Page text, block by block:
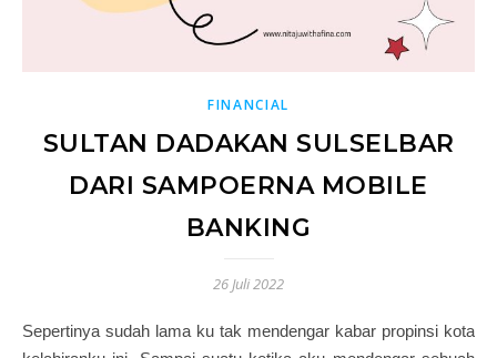
FINANCIAL
SULTAN DADAKAN SULSELBAR
DARI SAMPOERNA MOBILE
BANKING
26 Juli 2022
Sepertinya sudah lama ku tak mendengar kabar propinsi kota